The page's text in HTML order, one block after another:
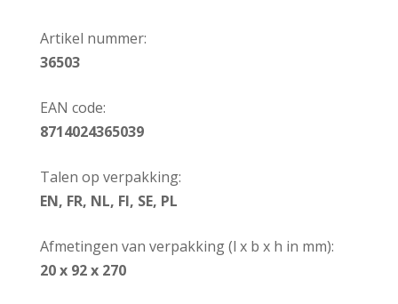
Artikel nummer:
36503
EAN code:
8714024365039
Talen op verpakking:
EN, FR, NL, FI, SE, PL
Afmetingen van verpakking (l x b x h in mm):
20 x 92 x 270